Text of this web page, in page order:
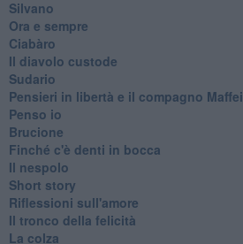
Silvano
Ora e sempre
Ciabàro
Il diavolo custode
Sudario
Pensieri in libertà e il compagno Maffei
Penso io
Brucione
Finché c'è denti in bocca
Il nespolo
Short story
Riflessioni sull'amore
Il tronco della felicità
La colza